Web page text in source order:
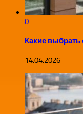
0
Какие выбрать
14.04.2026